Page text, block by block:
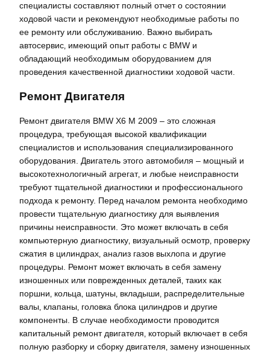
специалисты составляют полный отчет о состоянии
ходовой части и рекомендуют необходимые работы по
ее ремонту или обслуживанию. Важно выбирать
автосервис‚ имеющий опыт работы с BMW и
обладающий необходимым оборудованием для
проведения качественной диагностики ходовой части.
Ремонт Двигателя
Ремонт двигателя BMW X6 M 2009 – это сложная
процедура‚ требующая высокой квалификации
специалистов и использования специализированного
оборудования. Двигатель этого автомобиля – мощный и
высокотехнологичный агрегат‚ и любые неисправности
требуют тщательной диагностики и профессионального
подхода к ремонту. Перед началом ремонта необходимо
провести тщательную диагностику для выявления
причины неисправности. Это может включать в себя
компьютерную диагностику‚ визуальный осмотр‚ проверку
сжатия в цилиндрах‚ анализ газов выхлопа и другие
процедуры. Ремонт может включать в себя замену
изношенных или поврежденных деталей‚ таких как
поршни‚ кольца‚ шатуны‚ вкладыши‚ распределительные
валы‚ клапаны‚ головка блока цилиндров и другие
компоненты. В случае необходимости проводится
капитальный ремонт двигателя‚ который включает в себя
полную разборку и сборку двигателя‚ замену изношенных